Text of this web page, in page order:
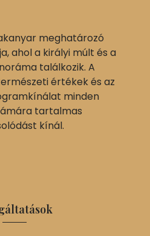
meghatározó
ahol a királyi múlt és a
találkozik. A
értékek és az
minden
tartalmas
kínál.